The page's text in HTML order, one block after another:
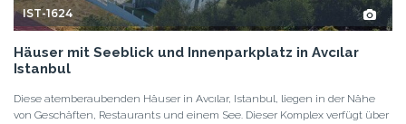
IST-1624
Häuser mit Seeblick und Innenparkplatz in Avcılar
Istanbul
Diese atemberaubenden Häuser in Avcılar, Istanbul, liegen in der Nähe
von Geschäften, Restaurants und einem See. Dieser Komplex verfügt über